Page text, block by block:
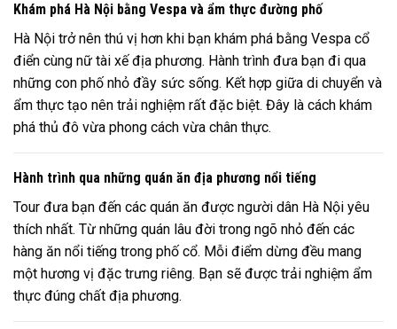
Khám phá Hà Nội bằng Vespa và ẩm thực đường phố
Hà Nội trở nên thú vị hơn khi bạn khám phá bằng Vespa cổ
điển cùng nữ tài xế địa phương. Hành trình đưa bạn đi qua
những con phố nhỏ đầy sức sống. Kết hợp giữa di chuyển và
ẩm thực tạo nên trải nghiệm rất đặc biệt. Đây là cách khám
phá thủ đô vừa phong cách vừa chân thực.
Hành trình qua những quán ăn địa phương nổi tiếng
Tour đưa bạn đến các quán ăn được người dân Hà Nội yêu
thích nhất. Từ những quán lâu đời trong ngõ nhỏ đến các
hàng ăn nổi tiếng trong phố cổ. Mỗi điểm dừng đều mang
một hương vị đặc trưng riêng. Bạn sẽ được trải nghiệm ẩm
thực đúng chất địa phương.